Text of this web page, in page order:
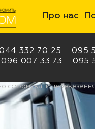
Про нас
332 70 25 095
096 007 33 73
095
сформувати